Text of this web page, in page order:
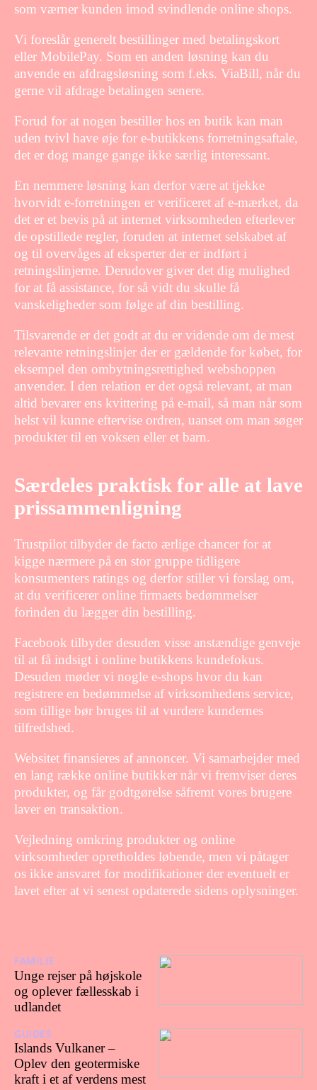
som værner kunden imod svindlende online shops.
Vi foreslår generelt bestillinger med betalingskort
eller MobilePay. Som en anden løsning kan du
anvende en afdragsløsning som f.eks. ViaBill, når du
gerne vil afdrage betalingen senere.
Forud for at nogen bestiller hos en butik kan man
uden tvivl have øje for e-butikkens forretningsaftale,
det er dog mange gange ikke særlig interessant.
En nemmere løsning kan derfor være at tjekke
hvorvidt e-forretningen er verificeret af e-mærket, da
det er et bevis på at internet virksomheden efterlever
de opstillede regler, foruden at internet selskabet af
og til overvåges af eksperter der er indført i
retningslinjerne. Derudover giver det dig mulighed
for at få assistance, for så vidt du skulle få
vanskeligheder som følge af din bestilling.
Tilsvarende er det godt at du er vidende om de mest
relevante retningslinjer der er gældende for købet, for
eksempel den ombytningsrettighed webshoppen
anvender. I den relation er det også relevant, at man
altid bevarer ens kvittering på e-mail, så man når som
helst vil kunne eftervise ordren, uanset om man søger
produkter til en voksen eller et barn.
Særdeles praktisk for alle at lave
prissammenligning
Trustpilot tilbyder de facto ærlige chancer for at
kigge nærmere på en stor gruppe tidligere
konsumenters ratings og derfor stiller vi forslag om,
at du verificerer online firmaets bedømmelser
forinden du lægger din bestilling.
Facebook tilbyder desuden visse anstændige genveje
til at få indsigt i online butikkens kundefokus.
Desuden møder vi nogle e-shops hvor du kan
registrere en bedømmelse af virksomhedens service,
som tillige bør bruges til at vurdere kundernes
tilfredshed.
Websitet finansieres af annoncer. Vi samarbejder med
en lang række online butikker når vi fremviser deres
produkter, og får godtgørelse såfremt vores brugere
laver en transaktion.
Vejledning omkring produkter og online
virksomheder opretholdes løbende, men vi påtager
os ikke ansvaret for modifikationer der eventuelt er
lavet efter at vi senest opdaterede sidens oplysninger.
FAMILIE
Unge rejser på højskole
og oplever fællesskab i
udlandet
GUIDES
Islands Vulkaner –
Oplev den geotermiske
kraft i et af verdens mest